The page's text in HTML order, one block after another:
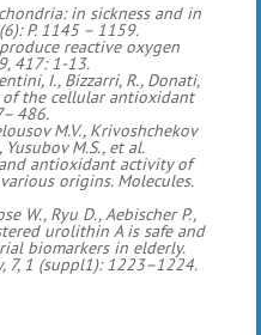
in sickness and in
P. 1145 – 1159.
reactive oxygen
417: 1-13.
I., Bizzarri, R., Donati,
of the cellular antioxidant
486.
M.V., Krivoshchekov
M.S., et al.
antioxidant activity of
origins. Molecules.
W., Ryu D., Aebischer P.,
urolithin A is safe and
biomarkers in elderly.
7, 1 (suppl1): 1223–1224.